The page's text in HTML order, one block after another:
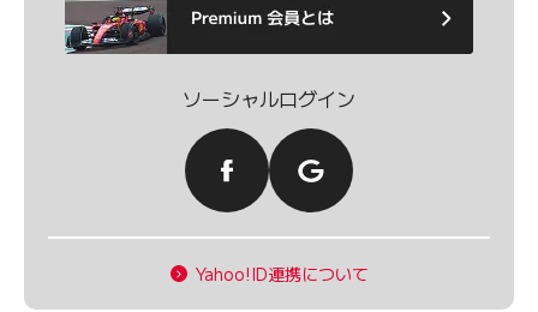
ソーシャルログイン
Yahoo!ID連携について